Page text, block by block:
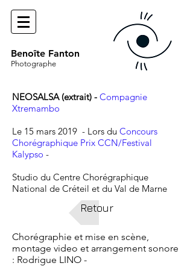
Benoîte Fanton
Photographe
NEOSALSA (extrait) - Compagnie
Xtremambo
Le 15 mars 2019 - Lors du Concours
Chorégraphique Prix CCN/Festival
Kalypso -
Studio du Centre Chorégraphique
National de Créteil et du Val de Marne
Retour
Chorégraphie et mise en scène,
montage video et arrangement sonore
: Rodrigue LINO -